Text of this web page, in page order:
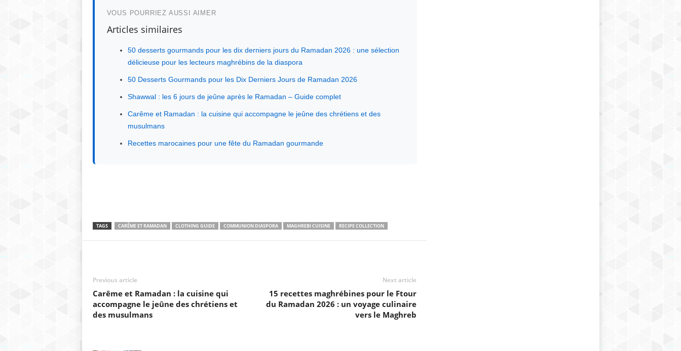
VOUS POURRIEZ AUSSI AIMER
Articles similaires
50 desserts gourmands pour les dix derniers jours du Ramadan 2026 : une sélection
délicieuse pour les lecteurs maghrébins de la diaspora
50 Desserts Gourmands pour les Dix Derniers Jours de Ramadan 2026
Shawwal : les 6 jours de jeûne après le Ramadan – Guide complet
Carême et Ramadan : la cuisine qui accompagne le jeûne des chrétiens et des
musulmans
Recettes marocaines pour une fête du Ramadan gourmande
TAGS CARÊME ET RAMADAN CLOTHING GUIDE COMMUNION DIASPORA MAGHREBI CUISINE RECIPE COLLECTION
Previous article
Carême et Ramadan : la cuisine qui
accompagne le jeûne des chrétiens et
des musulmans
Next article
15 recettes maghrébines pour le Ftour
du Ramadan 2026 : un voyage culinaire
vers le Maghreb